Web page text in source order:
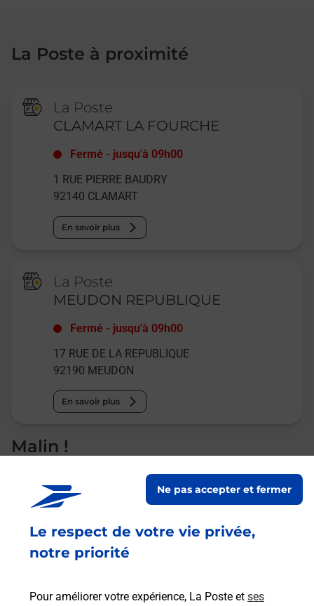
Le respect de votre vie privée,
notre priorité
Pour améliorer votre expérience, La Poste et ses
Ne pas accepter et fermer
La Poste à proximité
La Poste
CLAMART LA FOURCHE
Fermé - jusqu'à 09h00
1 RUE PIERRE BAUDRY
92140 CLAMART
En savoir plus
La Poste
MEUDON REPUBLIQUE
Fermé - jusqu'à 09h00
17 RUE DE LA REPUBLIQUE
92190 MEUDON
En savoir plus
Malin !
La Poste
en ligne
Ouvert 24h/24